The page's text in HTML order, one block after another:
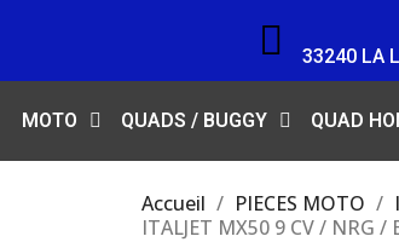
33240 LA
MOTO QUADS / BUGGY QUAD
Accueil PIECES MOTO
ITALJET MX50 9 CV / NRG